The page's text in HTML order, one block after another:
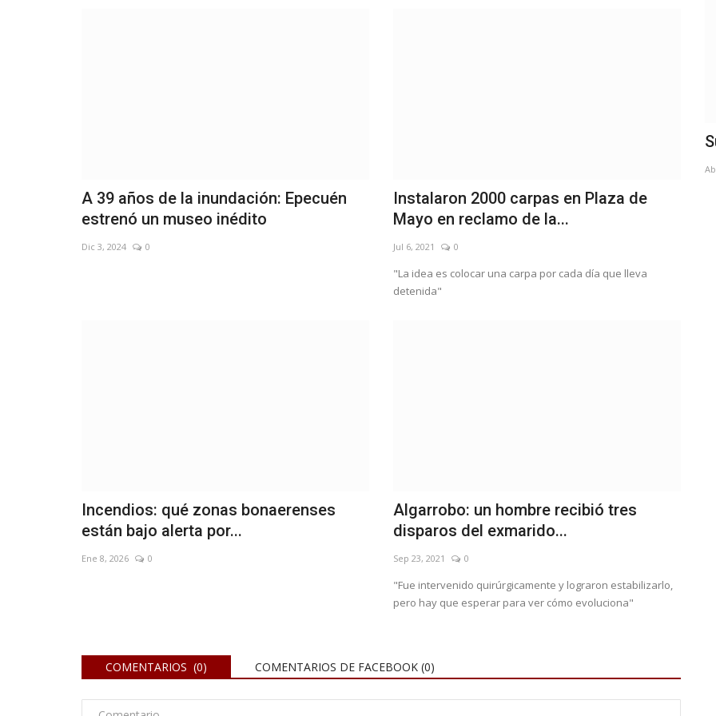
A 39 años de la inundación: Epecuén
estrenó un museo inédito
Dic 3, 2024 0
Instalaron 2000 carpas en Plaza de
Mayo en reclamo de la...
Jul 6, 2021 0
"La idea es colocar una carpa por cada día que lleva
detenida"
Incendios: qué zonas bonaerenses
están bajo alerta por...
Ene 8, 2026 0
Algarrobo: un hombre recibió tres
disparos del exmarido...
Sep 23, 2021 0
"Fue intervenido quirúrgicamente y lograron estabilizarlo,
pero hay que esperar para ver cómo evoluciona"
COMENTARIOS (0) COMENTARIOS DE FACEBOOK (0)
Dic 29, 2023 0